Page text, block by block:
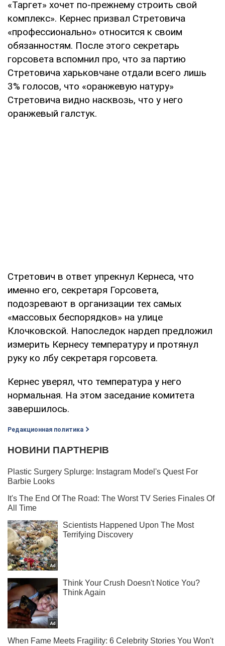
«Таргет» хочет по-прежнему строить свой
комплекс». Кернес призвал Стретовича
«профессионально» относится к своим
обязанностям. После этого секретарь
горсовета вспомнил про, что за партию
Стретовича харьковчане отдали всего лишь
3% голосов, что «оранжевую натуру»
Стретовича видно насквозь, что у него
оранжевый галстук.
Стретович в ответ упрекнул Кернеса, что
именно его, секретаря Горсовета,
подозревают в организации тех самых
«массовых беспорядков» на улице
Клочковской. Напоследок нардеп предложил
измерить Кернесу температуру и протянул
руку ко лбу секретаря горсовета.
Кернес уверял, что температура у него
нормальная. На этом заседание комитета
завершилось.
Редакционная политика